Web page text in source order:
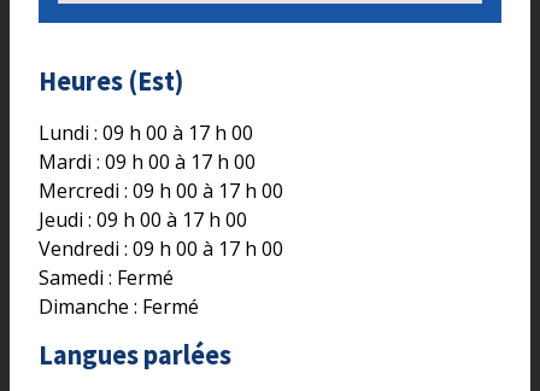
Heures (Est)
Lundi : 09 h 00 à 17 h 00
Mardi : 09 h 00 à 17 h 00
Mercredi : 09 h 00 à 17 h 00
Jeudi : 09 h 00 à 17 h 00
Vendredi : 09 h 00 à 17 h 00
Samedi : Fermé
Dimanche : Fermé
Langues parlées